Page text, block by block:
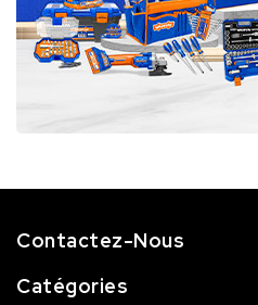
Contactez-Nous
Catégories